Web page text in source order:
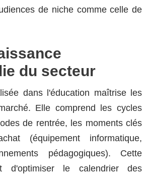
de niche comme celle de
du secteur
dans l'éducation maîtrise les
Elle comprend les cycles
de rentrée, les moments clés
(équipement informatique,
pédagogiques). Cette
d'optimiser le calendrier des